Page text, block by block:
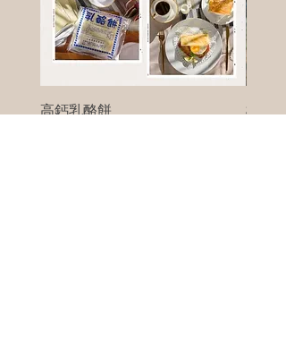
高鈣乳酪餅 樹葡萄